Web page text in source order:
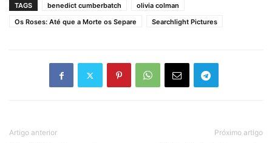
TAGS benedict cumberbatch
olivia colman
Os Roses: Até que a Morte os Separe
Searchlight Pictures
Artigo anterior Próximo artigo